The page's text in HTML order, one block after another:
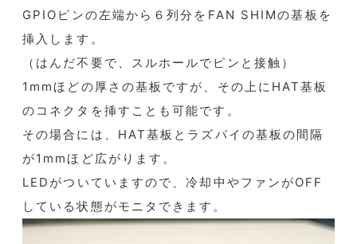
GPIOピンの左端から６列分をFAN SHIMの基板を
挿入します。
（はんだ不要で、スルホールでピンと接触）
1mmほどの厚さの基板ですが、その上にHAT基板
のコネクタを挿すことも可能です。
その場合には、HAT基板とラズパイの基板の間隔
が1mmほど広がります。
LEDがついていますので、冷却中やファンがOFF
している状態がモニタできます。